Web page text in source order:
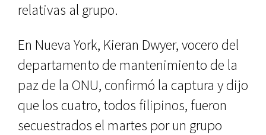
relativas al grupo.
En Nueva York, Kieran Dwyer, vocero del
departamento de mantenimiento de la
paz de la ONU, confirmó la captura y dijo
que los cuatro, todos filipinos, fueron
secuestrados el martes por un grupo